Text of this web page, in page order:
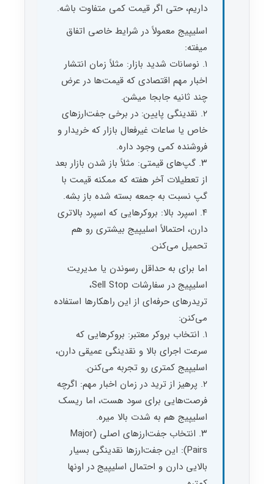
داریم، حتی اگر قیمت کمی متفاوت باشه.
اسلیپیج معمولاً در شرایط خاصی اتفاق
میفته:
۱. نوسانات شدید بازار: مثلاً زمان انتشار
اخبار مهم اقتصادی که قیمت‌ها در عرض
چند ثانیه جابجا میشن.
۲. نقدینگی پایین: در برخی جفت‌ارزهای
خاص یا ساعات غیرفعال بازار که خریدار و
فروشنده کمی وجود داره.
۳. گپ‌های قیمتی: مثلاً باز شدن بازار بعد
از تعطیلات آخر هفته که ممکنه قیمت با
گپ نسبت به جمعه بسته شده باز بشه.
۴. اسپرد بالا: بروکرهایی که اسپرد بالاتری
دارن، احتمالاً اسلیپیج بیشتری رو هم
تحمیل می‌کنن.
اما برای به حداقل رسوندن یا مدیریت
اسلیپیج در سفارشات Sell Stop،
تریدرهای حرفه‌ای از این راهکارها استفاده
می‌کنن:
۱. انتخاب بروکر معتبر: بروکرهایی که
سرعت اجرای بالا و نقدینگی عمیقی دارن،
اسلیپیج کمتری رو تجربه می‌کنن.
۲. پرهیز از ترید در زمان اخبار مهم: اگرچه
فرصت‌هایی برای سود هست، اما ریسک
اسلیپیج هم به شدت بالا میره.
۳. انتخاب جفت‌ارزهای اصلی (Major
Pairs): این جفت‌ارزها نقدینگی بسیار
بالایی دارن و احتمال اسلیپیج در اونها